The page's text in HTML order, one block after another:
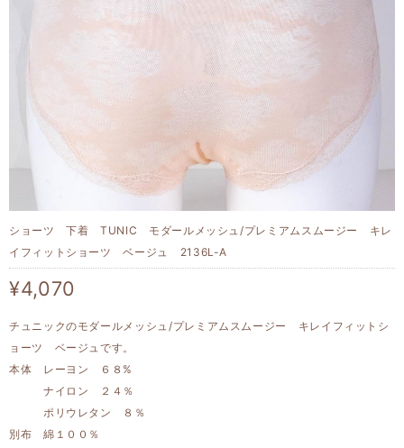
ショーツ 下着 TUNIC モダールメッシュ/プレミアムスムージー キレ
イフィットショーツ ベージュ 2136L-A
¥4,070
チュニックのモダールメッシュ/プレミアムスムージー キレイフィットシ
ョーツ ベージュです。
本体 レーヨン ６８%
ナイロン ２４％
ポリウレタン ８％
別布 綿１００％